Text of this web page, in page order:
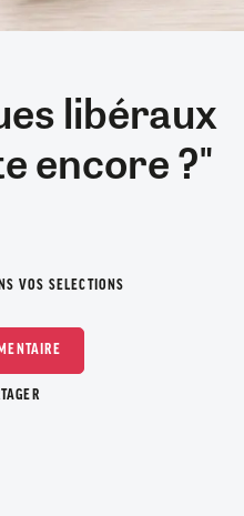
libéraux
encore ?"
VOS SELECTIONS